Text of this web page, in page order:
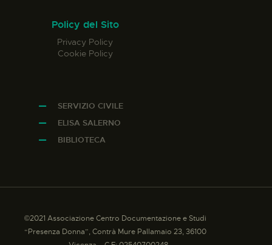
Policy del Sito
Privacy Policy
Cookie Policy
SERVIZIO CIVILE
ELISA SALERNO
BIBLIOTECA
©2021 Associazione Centro Documentazione e Studi
“Presenza Donna”, Contrà Mure Pallamaio 23, 36100